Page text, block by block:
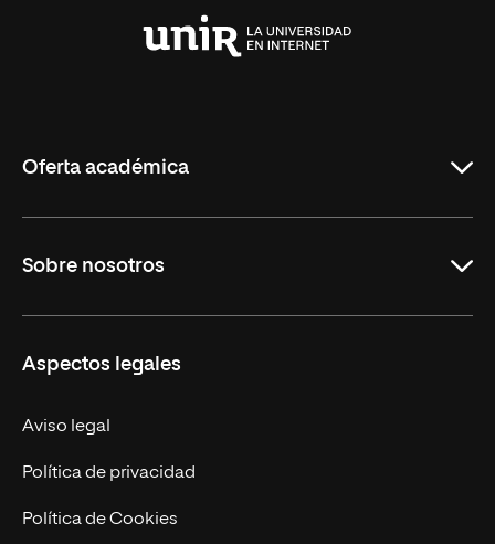
Oferta académica
Maestrías
Educación Continuada
Sobre nosotros
Trabaja en UNIR
Actualidad
Contacto
Aspectos legales
Aviso legal
Política de privacidad
Política de Cookies